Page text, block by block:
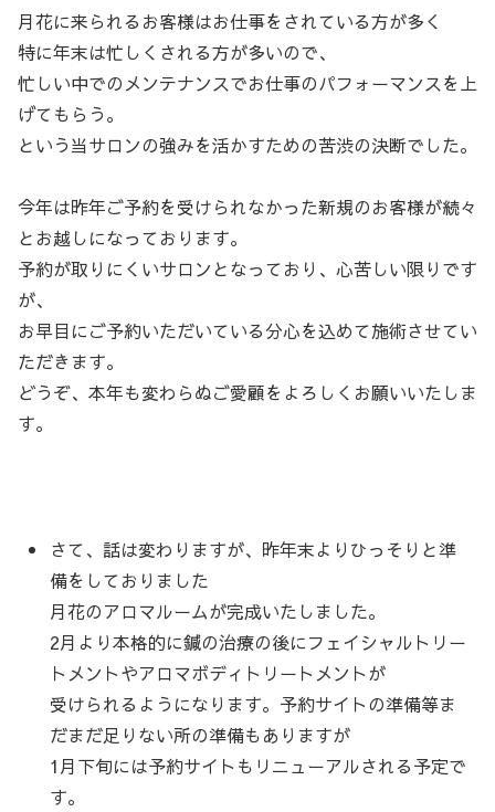
月花に来られるお客様はお仕事をされている方が多く
特に年末は忙しくされる方が多いので、
忙しい中でのメンテナンスでお仕事のパフォーマンスを上
げてもらう。
という当サロンの強みを活かすための苦渋の決断でした。
今年は昨年ご予約を受けられなかった新規のお客様が続々
とお越しになっております。
予約が取りにくいサロンとなっており、心苦しい限りです
が、
お早目にご予約いただいている分心を込めて施術させてい
ただきます。
どうぞ、本年も変わらぬご愛顧をよろしくお願いいたしま
す。
さて、話は変わりますが、昨年末よりひっそりと準
備をしておりました
月花のアロマルームが完成いたしました。
2月より本格的に鍼の治療の後にフェイシャルトリー
トメントやアロマボディトリートメントが
受けられるようになります。予約サイトの準備等ま
だまだ足りない所の準備もありますが
1月下旬には予約サイトもリニューアルされる予定で
す。